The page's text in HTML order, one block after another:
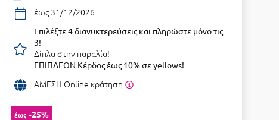
έως 31/12/2026
Επιλέξτε 4 διανυκτερεύσεις και πληρώστε μόνο τις
3!
Δίπλα στην παραλία!
ΕΠΙΠΛΕΟΝ Κέρδος έως 10% σε yellows!
ΑΜΕΣΗ Online κράτηση
έως -25%